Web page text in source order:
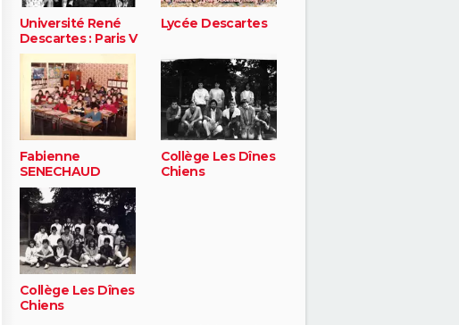
Université René
Descartes : Paris V
Lycée Descartes
Fabienne
SENECHAUD
Collège Les Dînes
Chiens
Collège Les Dînes
Chiens